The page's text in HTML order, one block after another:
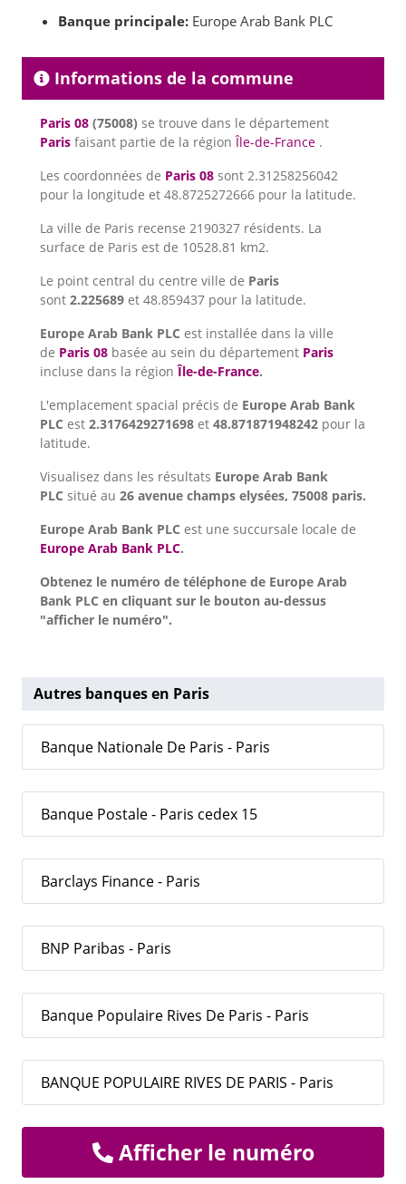
Banque principale: Europe Arab Bank PLC
Informations de la commune
Paris 08 (75008) se trouve dans le département
Paris faisant partie de la régionÎle-de-France .
Les coordonnées de Paris 08 sont 2.31258256042
pour la longitude et 48.8725272666 pour la latitude.
La ville de Paris recense 2190327 résidents. La
surface de Paris est de 10528.81 km2.
Le point central du centre ville de Paris
sont 2.225689 et 48.859437 pour la latitude.
Europe Arab Bank PLC est installée dans la ville
de Paris 08 basée au sein du département Paris
incluse dans la régionÎle-de-France.
L'emplacement spacial précis de Europe Arab Bank
PLC est 2.3176429271698 et 48.871871948242 pour la
latitude.
Visualisez dans les résultats Europe Arab Bank
PLC situé au 26 avenue champs elysées, 75008 paris.
Europe Arab Bank PLC est une succursale locale de
Europe Arab Bank PLC.
Obtenez le numéro de téléphone de Europe Arab
Bank PLC en cliquant sur le bouton au-dessus
"afficher le numéro".
Autres banques en Paris
Banque Nationale De Paris - Paris
Banque Postale - Paris cedex 15
Barclays Finance - Paris
BNP Paribas - Paris
Banque Populaire Rives De Paris - Paris
BANQUE POPULAIRE RIVES DE PARIS - Paris
Afficher le numéro